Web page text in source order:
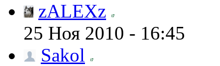
zALEXz
25 Ноя 2010 - 16:45
Sakol